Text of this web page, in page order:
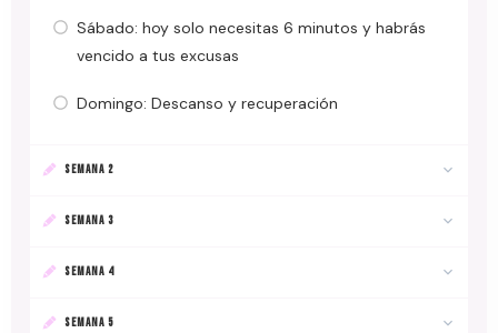
Sábado: hoy solo necesitas 6 minutos y habrás
vencido a tus excusas
Domingo: Descanso y recuperación
SEMANA 2
SEMANA 3
SEMANA 4
SEMANA 5